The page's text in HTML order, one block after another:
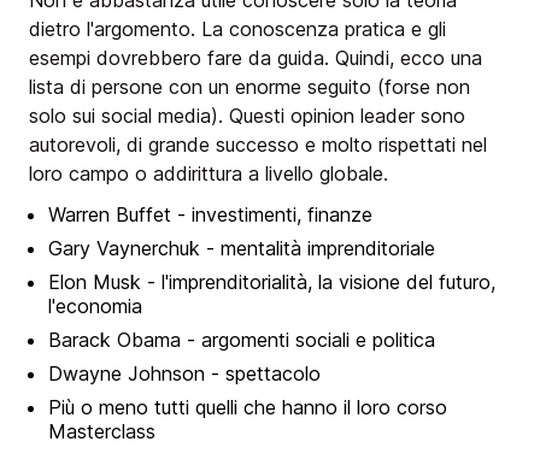
dietro l'argomento. La conoscenza pratica e gli
esempi dovrebbero fare da guida. Quindi, ecco una
lista di persone con un enorme seguito (forse non
solo sui social media). Questi opinion leader sono
autorevoli, di grande successo e molto rispettati nel
loro campo o addirittura a livello globale.
Warren Buffet - investimenti, finanze
Gary Vaynerchuk - mentalità imprenditoriale
Elon Musk - l'imprenditorialità, la visione del futuro,
l'economia
Barack Obama - argomenti sociali e politica
Dwayne Johnson - spettacolo
Più o meno tutti quelli che hanno il loro corso
Masterclass